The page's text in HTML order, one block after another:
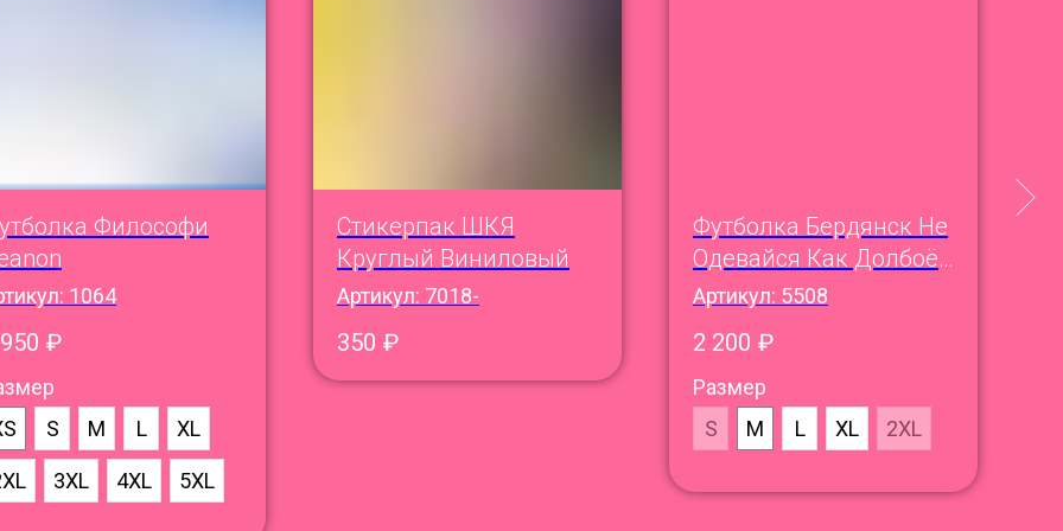
Философи
1064
₽
S M L XL
3XL 4XL 5XL
Стикерпак ШКЯ
Круглый Виниловый
Артикул: 7018-
350 ₽
Футболка Бердянск Не
Одевайся Как Долбоёб
1. Ужин
Артикул: 5508
2 200 ₽
Размер
S
M L XL 2XL